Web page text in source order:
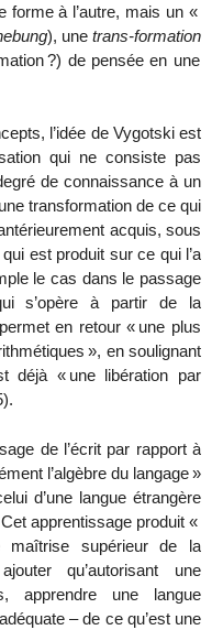
forme à l’autre, mais un «
), une trans-formation
?) de pensée en une
l’idée de Vygotski est
qui ne consiste pas
de connaissance à un
transformation de ce qui
acquis, sous
est produit sur ce qui l’a
le cas dans le passage
s’opère à partir de la
en retour « une plus
», en soulignant
déjà « une libération par
de l’écrit par rapport à
l’algèbre du langage»
d’une langue étrangère
apprentissage produit «
supérieur de la
qu’autorisant une
apprendre une langue
– de ce qu’est une